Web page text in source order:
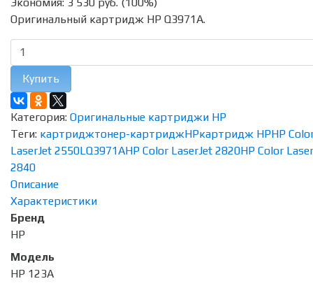
Оригинальный картридж HP Q3971A.
Купить
Категория: Оригинальные картриджи HP
Теги: картриджтонер-картриджHPкартридж HPHP
LaserJet 2550LQ3971AHP Color LaserJet 2820HP Color
2840
Описание
Характеристики
Бренд
HP
Модель
HP 123A